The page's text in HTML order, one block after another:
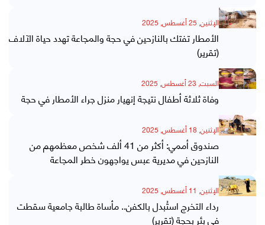
الإثنين, 25 أغسطس, 2025
الأمطار تفتك بالنازحين في حجة والمجاعة تهدد حياة الآلاف
(تقرير)
السبت, 23 أغسطس, 2025
وفاة ثلاثة أطفال نتيجة إنهيار منزل جراء الأمطار في حجة
الإثنين, 18 أغسطس, 2025
صندوق أممي: أكثر من 41 ألف شخص معظمهم من
النازحين في مديرية عبس يواجهون خطر المجاعة
الإثنين, 11 أغسطس, 2025
رداء التخرج استُبدل بالكفن.. مأساة طالبة جامعية سقطت
في بئر بحجة (تقرير)